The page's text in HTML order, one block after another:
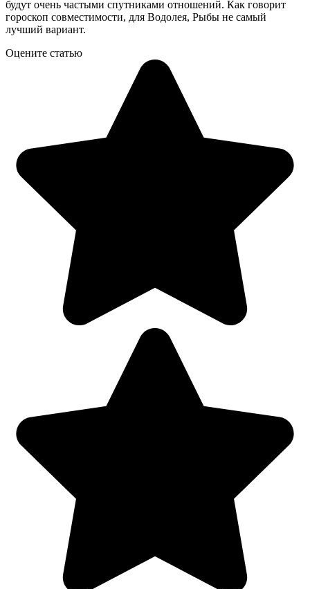
будут очень частыми спутниками отношений. Как говорит
гороскоп совместимости, для Водолея, Рыбы не самый
лучший вариант.
Оцените статью